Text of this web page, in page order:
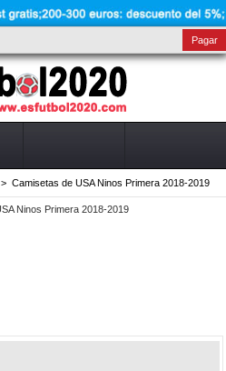
Pagar
> Camisetas de USA Ninos Primera 2018-2019